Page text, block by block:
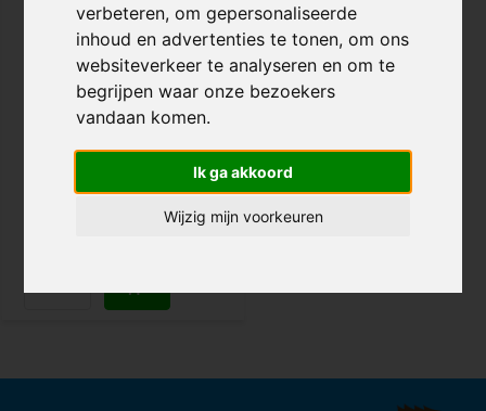
verbeteren, om gepersonaliseerde
inhoud en advertenties te tonen, om ons
websiteverkeer te analyseren en om te
begrijpen waar onze bezoekers
vandaan komen.
Ik ga akkoord
Wijzig mijn voorkeuren
Root Industries Air KOTA
Wielen 2-Pack
€ 64,95
Vandaag besteld, dinsdag in